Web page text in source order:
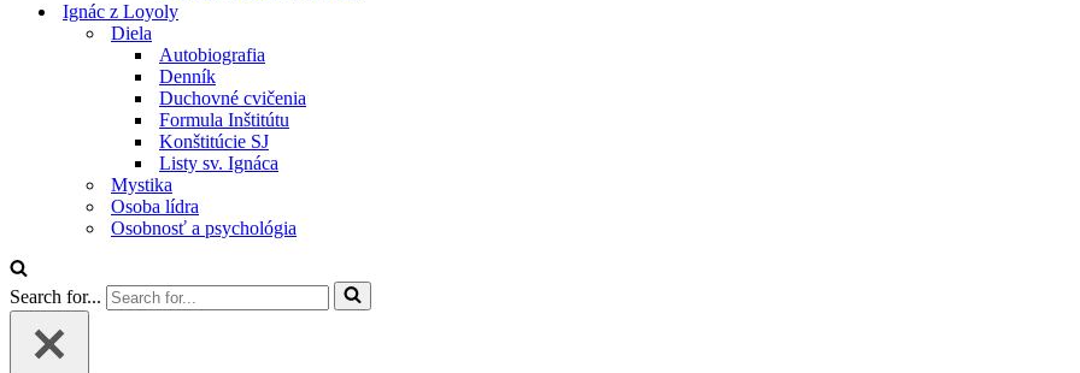
Ignác z Loyoly
Diela
Autobiografia
Denník
Duchovné cvičenia
Formula Inštitútu
Konštitúcie SJ
Listy sv. Ignáca
Mystika
Osoba lídra
Osobnosť a psychológia
Search for...